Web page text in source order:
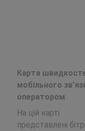
Карта
мобільного
оператором
На цій карті
представлені